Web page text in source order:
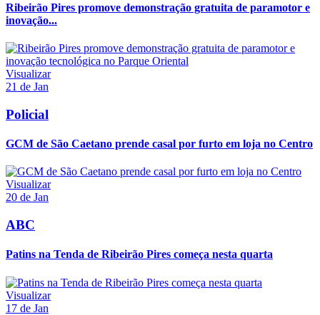
Ribeirão Pires promove demonstração gratuita de paramotor e
inovação...
Visualizar
21 de Jan
Policial
GCM de São Caetano prende casal por furto em loja no Centro
Visualizar
20 de Jan
ABC
Patins na Tenda de Ribeirão Pires começa nesta quarta
Visualizar
17 de Jan